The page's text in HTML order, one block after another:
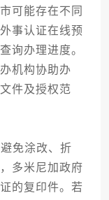
可能存在不同
事认证在线预
询办理进度。
机构协助办
件及授权范
免涂改、折
多米尼加政府
的复印件。若